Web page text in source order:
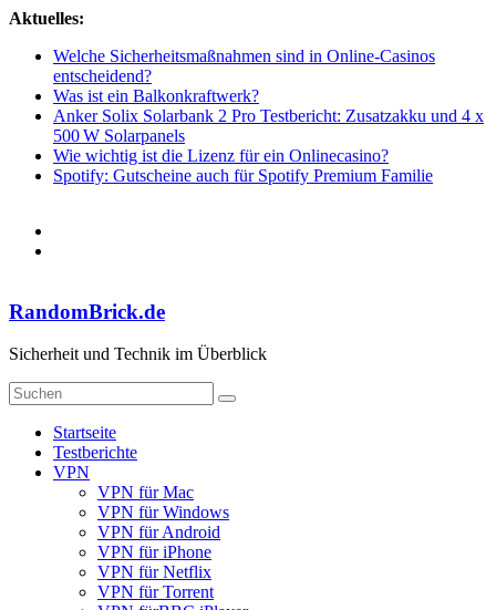
Zum
springen
Aktuelles:
Welche Sicherheitsmaßnahmen sind in Online-Casinos
entscheidend?
Was ist ein Balkonkraftwerk?
Anker Solix Solarbank 2 Pro Testbericht: Zusatzakku und 4 x
500 W Solarpanels
Wie wichtig ist die Lizenz für ein Onlinecasino?
Spotify: Gutscheine auch für Spotify Premium Familie
RandomBrick.de
Sicherheit und Technik im Überblick
Startseite
Testberichte
VPN
VPN für Mac
VPN für Windows
VPN für Android
VPN für iPhone
VPN für Netflix
VPN für Torrent